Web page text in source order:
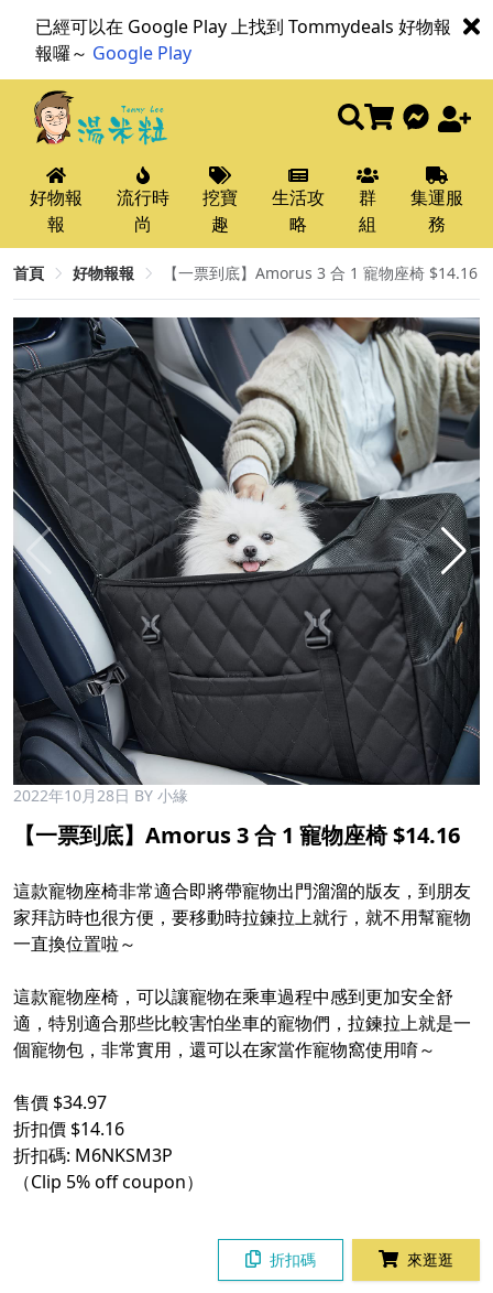
已經可以在 Google Play 上找到 Tommydeals 好物報
報囉～ Google Play
好物報
報
流行時
尚
挖寶
趣
生活攻
略
群
組
集運服
務
首頁 好物報報 【一票到底】Amorus 3 合 1 寵物座椅 $14.16
2022年10月28日 BY 小緣
【一票到底】Amorus 3 合 1 寵物座椅 $14.16
這款寵物座椅非常適合即將帶寵物出門溜溜的版友，到朋友
家拜訪時也很方便，要移動時拉鍊拉上就行，就不用幫寵物
一直換位置啦～
這款寵物座椅，可以讓寵物在乘車過程中感到更加安全舒
適，特別適合那些比較害怕坐車的寵物們，拉鍊拉上就是一
個寵物包，非常實用，還可以在家當作寵物窩使用唷～
售價 $34.97
折扣價 $14.16
折扣碼: M6NKSM3P
（Clip 5% off coupon）
折扣碼 來逛逛